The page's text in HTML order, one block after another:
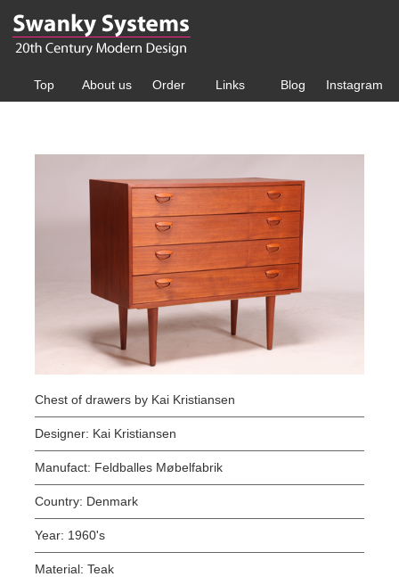
Top About us Order Links Blog Instagram
Chest of drawers by Kai Kristiansen
Designer: Kai Kristiansen
Manufact: Feldballes Møbelfabrik
Country: Denmark
Year: 1960's
Material: Teak